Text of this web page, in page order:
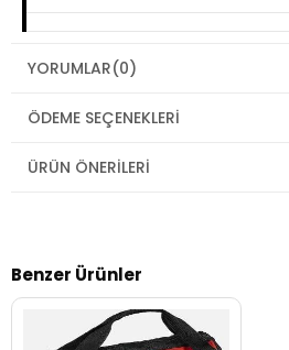
YORUMLAR(0)
ÖDEME SEÇENEKLERI
ÜRÜN ÖNERILERI
Benzer Ürünler